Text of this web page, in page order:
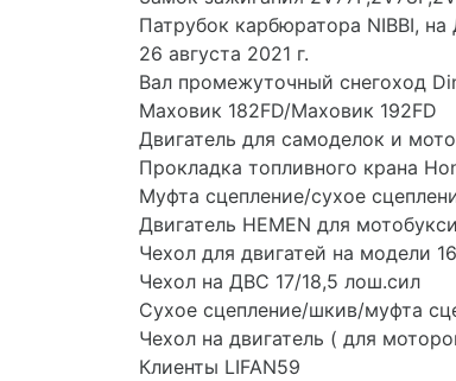
Патрубок карбюратора NIBBI, на
26 августа 2021 г.
Вал промежуточный снегоход
Маховик 182FD/Маховик 192FD
Двигатель для самоделок и
Прокладка топливного крана
Муфта сцепление/сухое
Двигатель HEMEN для
Чехол для двигатей на модели
Чехол на ДВС 17/18,5 лош.сил
Сухое сцепление/шкив/муфта
Чехол на двигатель ( для
Клиенты LIFAN59